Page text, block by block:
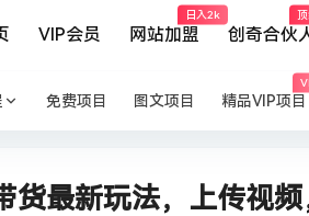
VIP会员 网站加盟
日入2k
创奇合伙
免费项目 图文项目 精品VIP项目
货最新玩法，上传视